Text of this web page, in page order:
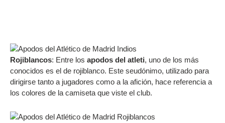
Rojiblancos: Entre los apodos del atleti, uno de los más
conocidos es el de rojiblanco. Este seudónimo, utilizado para
dirigirse tanto a jugadores como a la afición, hace referencia a
los colores de la camiseta que viste el club.